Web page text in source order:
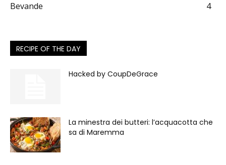
Bevande
4
RECIPE OF THE DAY
Hacked by CoupDeGrace
La minestra dei butteri: l’acquacotta che
sa di Maremma